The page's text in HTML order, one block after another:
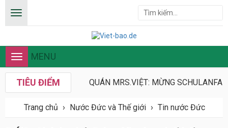
Toggle
navigation
MENU
TIÊU ĐIỂM QUÁN MRS.VIỆT: MỪNG
Trang chủ › Nước Đức và Thế giới › Tin nước Đức